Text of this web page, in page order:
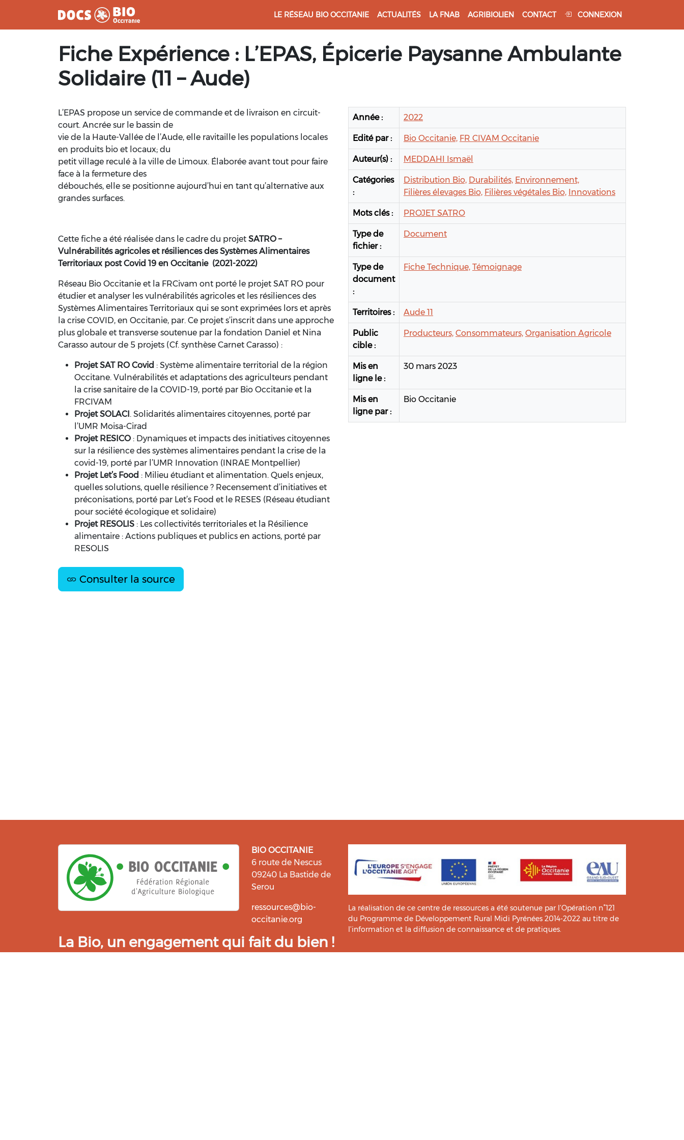
LE RÉSEAU BIO OCCITANIE ACTUALITÉS LA FNAB AGRIBIOLIEN CONTACT CONNEXION
Fiche Expérience : L’EPAS, Épicerie Paysanne Ambulante
Solidaire (11 – Aude)
L’EPAS propose un service de commande et de livraison en circuit-
court. Ancrée sur le bassin de
vie de la Haute-Vallée de l’Aude, elle ravitaille les populations locales
en produits bio et locaux; du
petit village reculé à la ville de Limoux. Élaborée avant tout pour faire
face à la fermeture des
débouchés, elle se positionne aujourd’hui en tant qu’alternative aux
grandes surfaces.
Cette fiche a été réalisée dans le cadre du projet SATRO –
Vulnérabilités agricoles et résiliences des Systèmes Alimentaires
Territoriaux post Covid 19 en Occitanie (2021-2022)
Réseau Bio Occitanie et la FRCivam ont porté le projet SAT RO pour
étudier et analyser les vulnérabilités agricoles et les résiliences des
Systèmes Alimentaires Territoriaux qui se sont exprimées lors et après
la crise COVID, en Occitanie, par. Ce projet s’inscrit dans une approche
plus globale et transverse soutenue par la fondation Daniel et Nina
Carasso autour de 5 projets (Cf. synthèse Carnet Carasso) :
Projet SAT RO Covid : Système alimentaire territorial de la région
Occitane. Vulnérabilités et adaptations des agriculteurs pendant
la crise sanitaire de la COVID-19, porté par Bio Occitanie et la
FRCIVAM
Projet SOLACI . Solidarités alimentaires citoyennes, porté par
l’UMR Moisa-Cirad
Projet RESICO : Dynamiques et impacts des initiatives citoyennes
sur la résilience des systèmes alimentaires pendant la crise de la
covid-19, porté par l’UMR Innovation (INRAE Montpellier)
Projet Let’s Food : Milieu étudiant et alimentation. Quels enjeux,
quelles solutions, quelle résilience ? Recensement d’initiatives et
préconisations, porté par Let’s Food et le RESES (Réseau étudiant
pour société écologique et solidaire)
Projet RESOLIS : Les collectivités territoriales et la Résilience
alimentaire : Actions publiques et publics en actions, porté par
RESOLIS
Consulter la source
Année : 2022
Edité par : Bio Occitanie, FR CIVAM Occitanie
Auteur(s) : MEDDAHI Ismaël
Catégories
:
Distribution Bio, Durabilités, Environnement,
Filières élevages Bio, Filières végétales Bio, Innovations
Mots clés : PROJET SATRO
Type de
fichier :
Document
Type de
document
:
Fiche Technique, Témoignage
Territoires : Aude 11
Public
cible :
Producteurs, Consommateurs, Organisation Agricole
Mis en
ligne le :
30 mars 2023
Mis en
ligne par :
Bio Occitanie
BIO OCCITANIE
6 route de Nescus
09240 La Bastide de
Serou
ressources@bio-
occitanie.org
La Bio, un engagement qui fait du bien !
La réalisation de ce centre de ressources a été soutenue par l’Opération n°121
du Programme de Développement Rural Midi Pyrénées 2014-2022 au titre de
l’information et la diffusion de connaissance et de pratiques.